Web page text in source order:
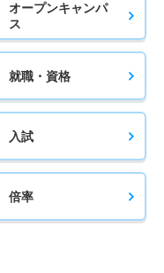
オープンキャンパ
ス
就職・資格
入試
倍率